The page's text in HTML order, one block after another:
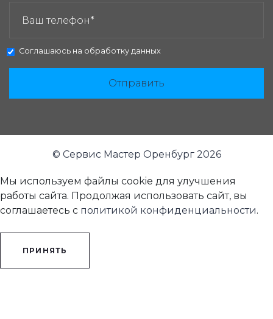
Соглашаюсь на обработку данных
Отправить
© Сервис Мастер Оренбург 2026
Мы используем файлы cookie для улучшения
работы сайта. Продолжая использовать сайт, вы
соглашаетесь с политикой конфиденциальности.
ПРИНЯТЬ